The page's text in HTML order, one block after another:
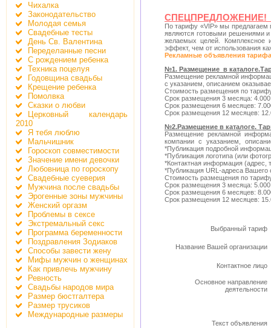
Чихалка
Законодательство
Молодая семья
Свадебные тесты
День Св. Валентина
Переделанные песни
С рождением ребенка
Техника поцелуя
Годовщина свадьбы
Крещение ребенка
Помолвка
Сказки о любви
Церковный календарь
2010
Я тебя люблю
Мальчишник
Гороскоп совместимости
Значение имени девочки
Любовница по гороскопу
Свадебные суеверия
Мужчина после свадьбы
Эрогенные зоны мужчины
Женский оргазм
Проблемы в сексе
Экстремальный секс
Программа беременности
Поздравления Зодиаков
Способы завести жену
Мифы мужчин о женщинах
Как привлечь мужчину
Ревность
Свадьбы народов мира
Размер бюстгалтера
Размер трусиков
Международные размеры
СПЕЦПРЕДЛОЖЕНИЕ!
По тарифу «VIP» мы предлагаем
являются готовыми решениями
желаемых целей. Комплексное
эффект, чем от использования
Рекламные объявления тарифа
№1. Размещение в
Размещение рекламной
с указанием, описанием
Стоимость размещения по
Срок размещения 3 месяца:
Срок размещения 6 месяцев:
Срок размещения 12 месяцев:
№2.Размещение в каталоге.
Размещение рекламной
компании с указанием,
*Публикация подробной
*Публикация логотипа (или
*Контактная информация (адрес,
*Публикация URL-адреса Вашего
Стоимость размещения по
Срок размещения 3 месяца:
Срок размещения 6 месяцев:
Срок размещения 12 месяцев:
Выбранный тариф
Название Вашей организации
Контактное лицо
Основное направление
деятельности
Текст объявления